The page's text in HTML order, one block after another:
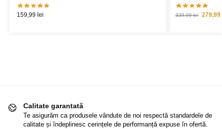
159,99 lei 329,99lei 279,99
Calitate garantată
Te asigurăm ca produsele vândute de noi respectă standardele de
calitate și îndeplinesc cerințele de performanță expuse în ofertă.